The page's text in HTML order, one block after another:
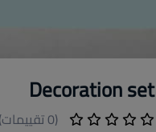
Decoration set
(0 تقييمات)